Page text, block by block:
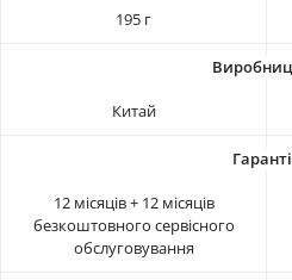
195 г
Китай
12 місяців + 12 місяців
безкоштовного сервісного
обслуговування